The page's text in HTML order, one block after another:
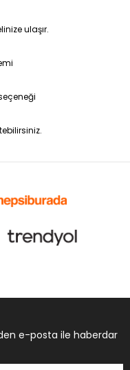
ulaşır.
e-posta ile haberdar